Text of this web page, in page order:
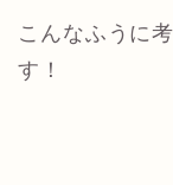
こんなふうに
す！